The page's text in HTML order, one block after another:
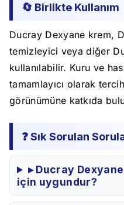
🔄 Birlikte Kullanım
Ducray Dexyane krem,
temizleyici veya diğer
kullanılabilir. Kuru ve
tamamlayıcı olarak
görünümüne katkıda
❓ Sık Sorulan
▸ Ducray
için uygundur?